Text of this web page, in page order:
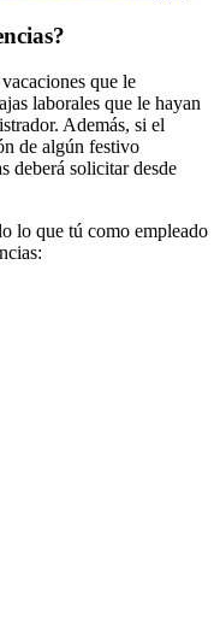
vacaciones que le
laborales que le hayan
. Además, si el
n de algún festivo
deberá solicitar desde
lo que tú como empleado
: